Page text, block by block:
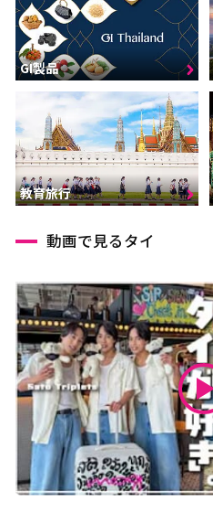
GI製品
教育旅行
動画で見るタイ